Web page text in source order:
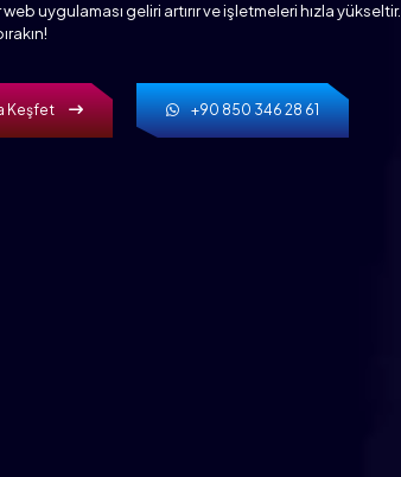
uygulaması geliri artırır ve işletmeleri hızla yükseltir.
Keşfet +90 850 346 28 61